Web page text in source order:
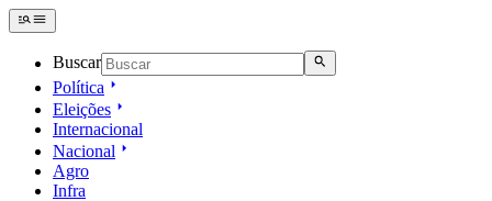
Buscar
Política
Eleições
Internacional
Nacional
Agro
Infra